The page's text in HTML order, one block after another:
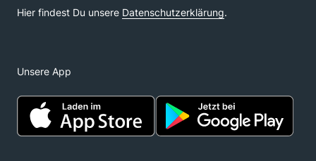
Unsere App